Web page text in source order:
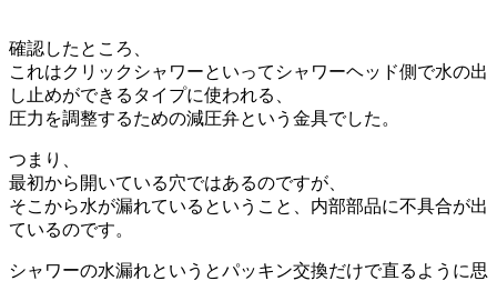
確認したところ、
これはクリックシャワーといってシャワーヘッド側で水の出
し止めができるタイプに使われる、
圧力を調整するための減圧弁という金具でした。
つまり、
最初から開いている穴ではあるのですが、
そこから水が漏れているということ、内部部品に不具合が出
ているのです。
シャワーの水漏れというとパッキン交換だけで直るように思